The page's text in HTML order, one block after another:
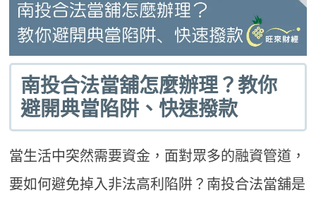
南投合法當舖怎麼辦理？教你
避開典當陷阱、快速撥款
當生活中突然需要資金，面對眾多的融資管道，
要如何避免掉入非法高利陷阱？南投合法當舖是